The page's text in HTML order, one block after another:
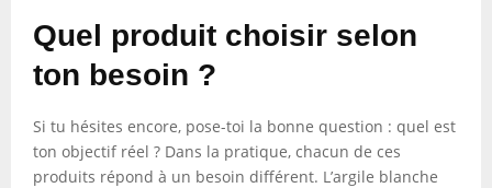
Quel produit choisir selon
ton besoin ?
Si tu hésites encore, pose-toi la bonne question : quel est
ton objectif réel ? Dans la pratique, chacun de ces
produits répond à un besoin différent. L’argile blanche